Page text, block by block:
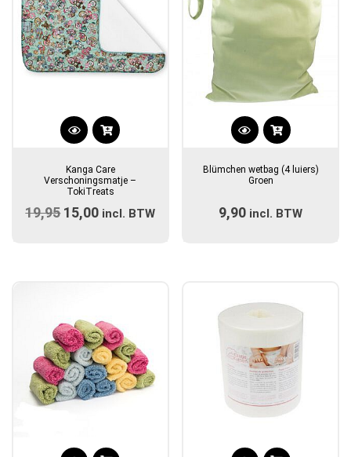
Kanga Care
Verschoningsmatje –
TokiTreats
19,95 Oorspronkelijke
15,00 Huidige
incl. BTW
Blümchen wetbag (4 luiers)
Groen
9,90 incl. BTW